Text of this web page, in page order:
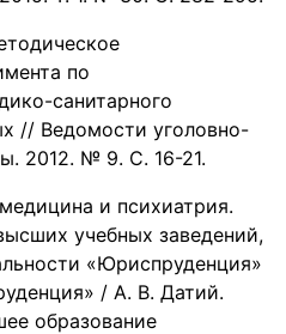
по
санитарного
// Ведомости уголовно-
2012. № 9. С. 16-21.
и психиатрия.
учебных заведений,
«Юриспруденция»
/ А. В. Датий.
образование